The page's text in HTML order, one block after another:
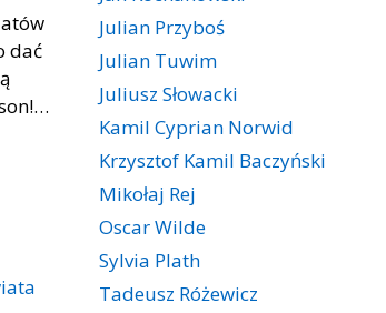
dać
Julian Przyboś
Julian Tuwim
Juliusz Słowacki
Kamil Cyprian Norwid
Krzysztof Kamil Baczyński
Mikołaj Rej
Oscar Wilde
Sylvia Plath
Tadeusz Różewicz